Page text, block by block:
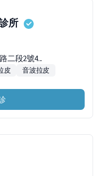
所
二段2號4...
皮
音波拉皮